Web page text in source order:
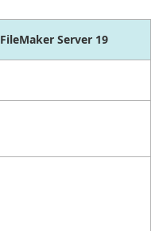
FileMaker Server 19